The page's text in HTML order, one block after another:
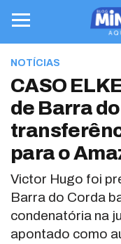
NOTÍCIAS
CASO
de Barra
para o
Victor Hugo foi
Barra do Corda
condenatória na
apontado como